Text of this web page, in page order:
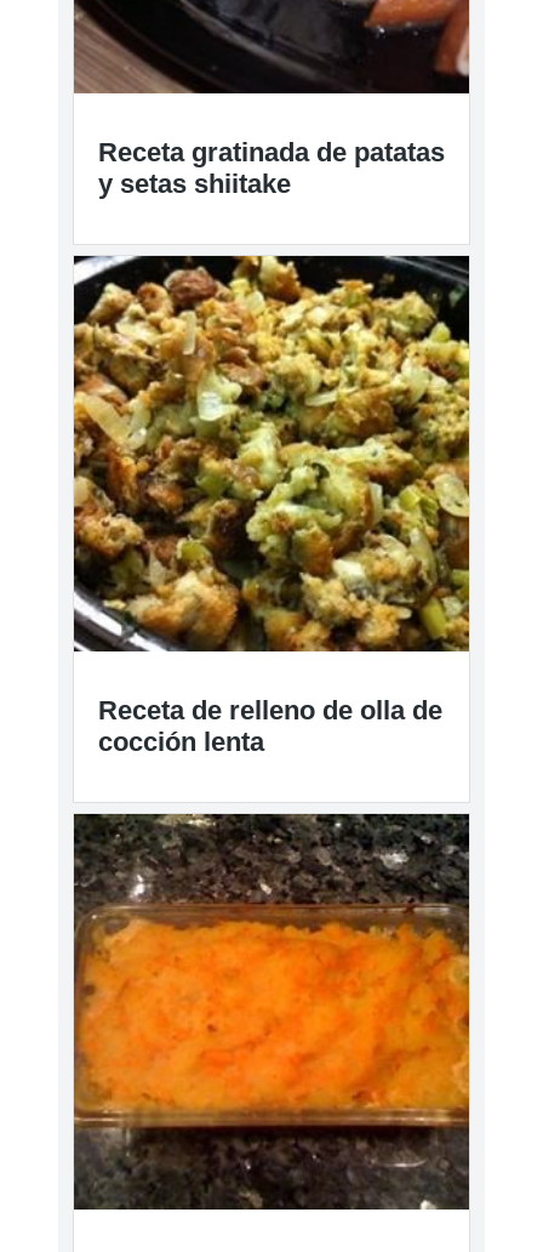
Receta gratinada de patatas
y setas shiitake
Receta de relleno de olla de
cocción lenta